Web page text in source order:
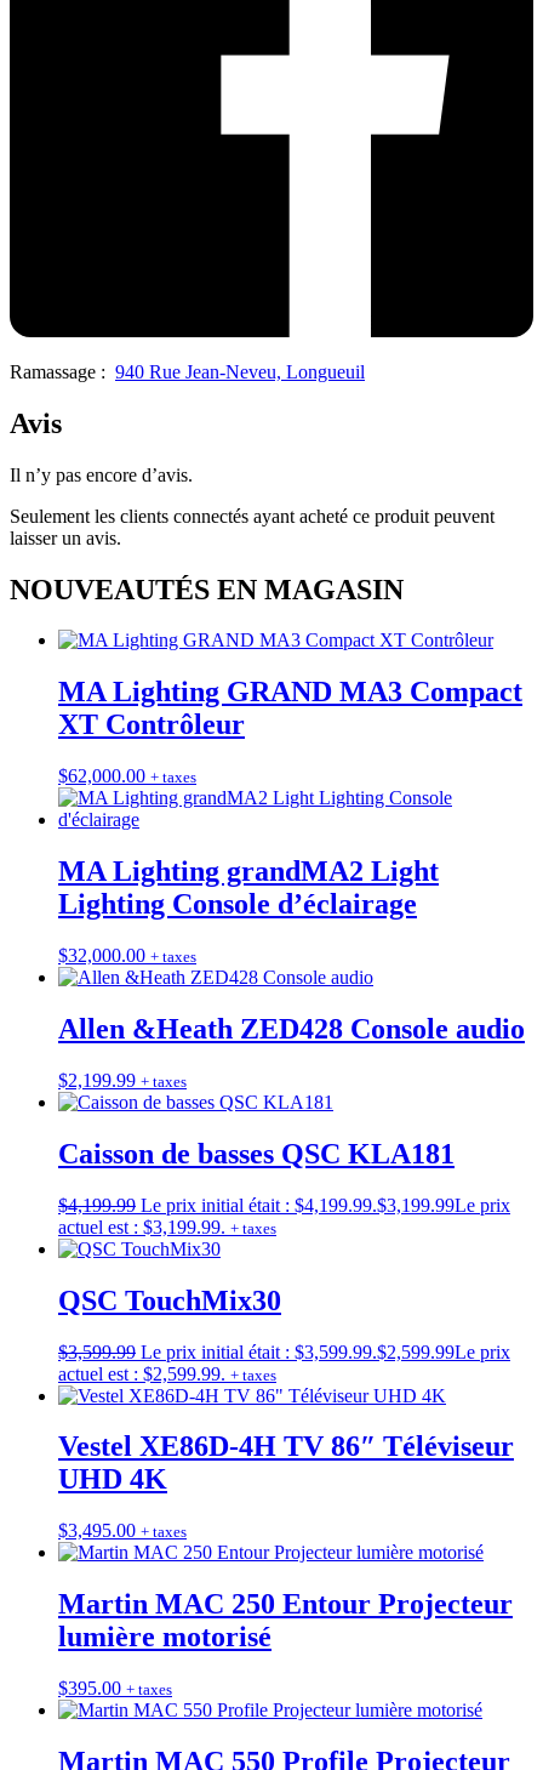
Ramassage : 940 Rue Jean-Neveu, Longueuil
Avis
Il n’y pas encore d’avis.
Seulement les clients connectés ayant acheté ce produit peuvent
laisser un avis.
NOUVEAUTÉS EN MAGASIN
MA Lighting GRAND MA3 Compact
XT Contrôleur
$62,000.00 + taxes
MA Lighting grandMA2 Light
Lighting Console d’éclairage
$32,000.00 + taxes
Allen &Heath ZED428 Console audio
$2,199.99 + taxes
Caisson de basses QSC KLA181
$4,199.99 Le prix initial était : $4,199.99.$3,199.99Le prix
actuel est : $3,199.99. + taxes
QSC TouchMix30
$3,599.99 Le prix initial était : $3,599.99.$2,599.99Le prix
actuel est : $2,599.99. + taxes
Vestel XE86D-4H TV 86″ Téléviseur
UHD 4K
$3,495.00 + taxes
Martin MAC 250 Entour Projecteur
lumière motorisé
$395.00 + taxes
Martin MAC 550 Profile Projecteur